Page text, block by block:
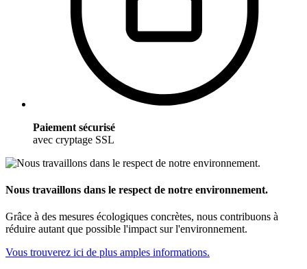
Paiement sécurisé
avec cryptage SSL
Nous travaillons dans le respect de notre environnement.
Grâce à des mesures écologiques concrètes, nous contribuons à
réduire autant que possible l'impact sur l'environnement.
Vous trouverez ici de plus amples informations.